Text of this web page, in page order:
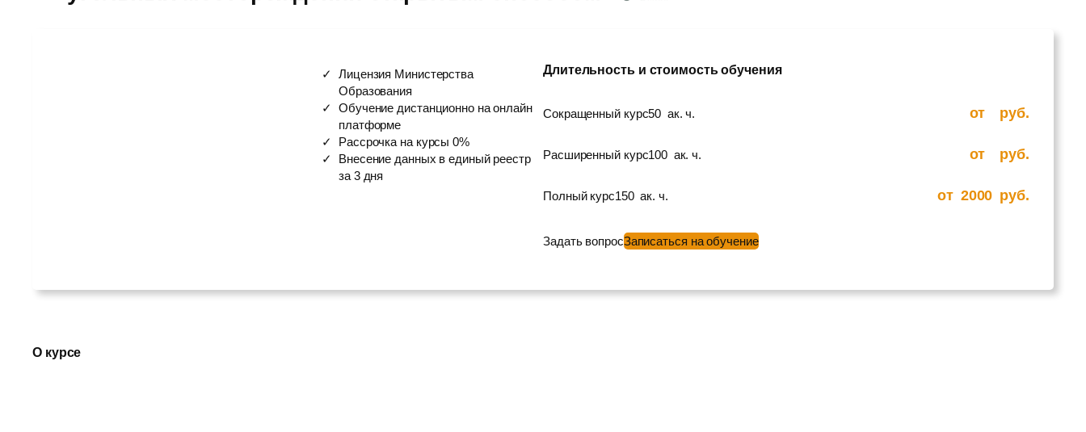
Лицензия Министерства
Образования
Обучение дистанционно на онлайн
платформе
Рассрочка на курсы 0%
Внесение данных в единый реестр
за 3 дня
Длительность и стоимость обучения
Сокращенный курс50 ак. ч. от руб.
Расширенный курс100 ак. ч. от руб.
Полный курс150 ак. ч. от 2000 руб.
Задать вопросЗаписаться на обучение
О курсе